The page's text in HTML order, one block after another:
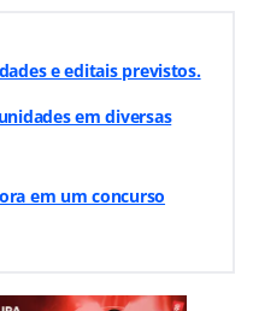
e editais previstos.
em diversas
em um concurso